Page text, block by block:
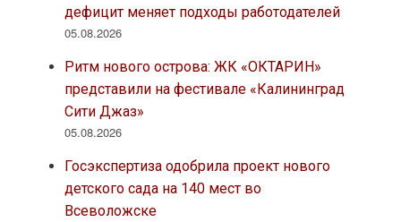
дефицит меняет подходы работодателей
05.08.2026
Ритм нового острова: ЖК «ОКТАРИН»
представили на фестивале «Калининград
Сити Джаз»
05.08.2026
Госэкспертиза одобрила проект нового
детского сада на 140 мест во
Всеволожске